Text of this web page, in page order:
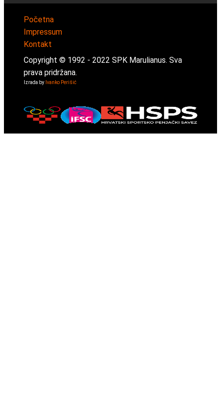
Početna
Impressum
Kontakt
Copyright © 1992 - 2022 SPK Marulianus. Sva
prava pridržana.
Izrada by Ivanko Perišić